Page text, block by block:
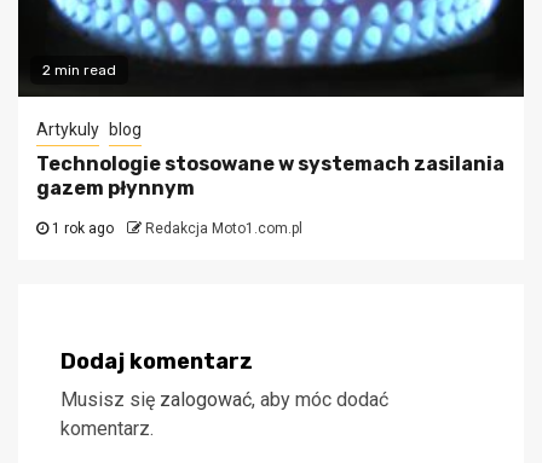
2 min read
Artykuly blog
Technologie stosowane w systemach zasilania
gazem płynnym
1 rok ago Redakcja Moto1.com.pl
Dodaj komentarz
Musisz się zalogować, aby móc dodać
komentarz.